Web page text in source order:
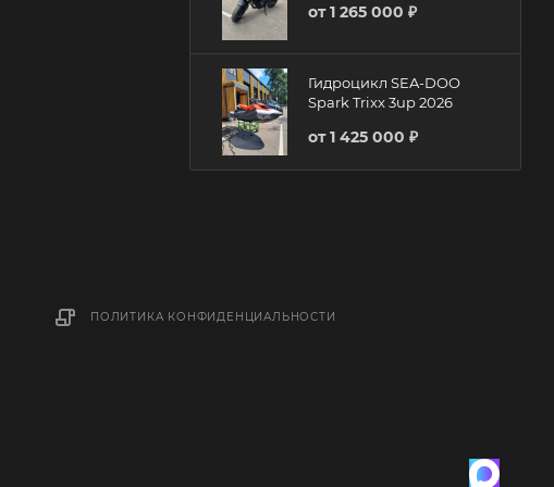
от1 265 000 ₽
Гидроцикл SEA-DOO
Spark Trixx 3up 2026
от1 425 000 ₽
ПОЛИТИКА КОНФИДЕНЦИАЛЬНОСТИ